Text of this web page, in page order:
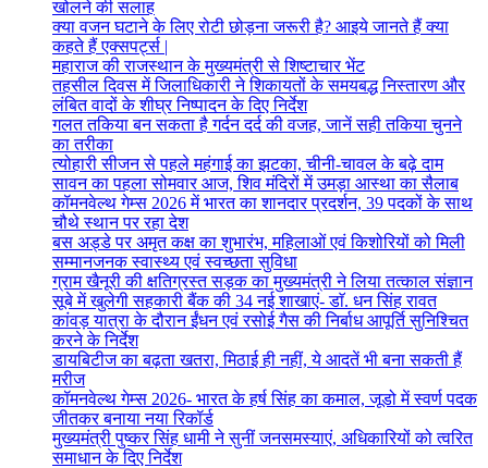
खोलने की सलाह
क्या वजन घटाने के लिए रोटी छोड़ना जरूरी है? आइये जानते हैं क्या
कहते हैं एक्सपर्ट्स |
महाराज की राजस्थान के मुख्यमंत्री से शिष्टाचार भेंट
तहसील दिवस में जिलाधिकारी ने शिकायतों के समयबद्ध निस्तारण और
लंबित वादों के शीघ्र निष्पादन के दिए निर्देश
गलत तकिया बन सकता है गर्दन दर्द की वजह, जानें सही तकिया चुनने
का तरीका
त्योहारी सीजन से पहले महंगाई का झटका, चीनी-चावल के बढ़े दाम
सावन का पहला सोमवार आज, शिव मंदिरों में उमड़ा आस्था का सैलाब
कॉमनवेल्थ गेम्स 2026 में भारत का शानदार प्रदर्शन, 39 पदकों के साथ
चौथे स्थान पर रहा देश
बस अड्डे पर अमृत कक्ष का शुभारंभ, महिलाओं एवं किशोरियों को मिली
सम्मानजनक स्वास्थ्य एवं स्वच्छता सुविधा
ग्राम खैनूरी की क्षतिग्रस्त सड़क का मुख्यमंत्री ने लिया तत्काल संज्ञान
सूबे में खुलेगी सहकारी बैंक की 34 नई शाखाएं- डाॅ. धन सिंह रावत
कांवड़ यात्रा के दौरान ईंधन एवं रसोई गैस की निर्बाध आपूर्ति सुनिश्चित
करने के निर्देश
डायबिटीज का बढ़ता खतरा, मिठाई ही नहीं, ये आदतें भी बना सकती हैं
मरीज
कॉमनवेल्थ गेम्स 2026- भारत के हर्ष सिंह का कमाल, जूडो में स्वर्ण पदक
जीतकर बनाया नया रिकॉर्ड
मुख्यमंत्री पुष्कर सिंह धामी ने सुनीं जनसमस्याएं, अधिकारियों को त्वरित
समाधान के दिए निर्देश